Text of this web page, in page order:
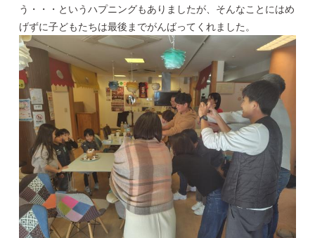
う・・・というハプニングもありましたが、そんなことにはめ
げずに子どもたちは最後までがんばってくれました。